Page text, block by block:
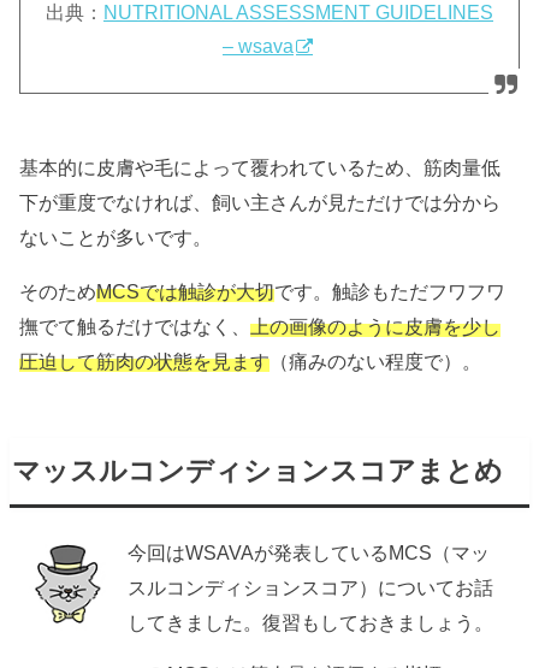
出典： NUTRITIONAL ASSESSMENT GUIDELINES
– wsava
基本的に皮膚や毛によって覆われているため、筋肉量低
下が重度でなければ、飼い主さんが見ただけでは分から
ないことが多いです。
そのためMCSでは触診が大切です。触診もただフワフワ
撫でて触るだけではなく、上の画像のように皮膚を少し
圧迫して筋肉の状態を見ます （痛みのない程度で）。
マッスルコンディションスコアまとめ
今回はWSAVAが発表しているMCS（マッ
スルコンディションスコア）についてお話
してきました。復習もしておきましょう。